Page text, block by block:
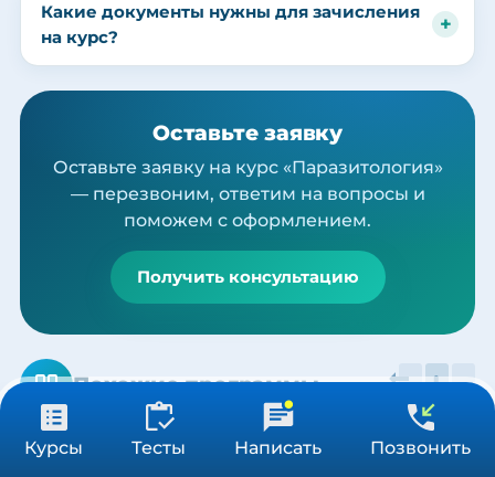
Курсы Тесты Написать Позвонить
Какие документы нужны для зачисления
на курс?
Оставьте заявку
Оставьте заявку на курс «Паразитология»
— перезвоним, ответим на вопросы и
поможем с оформлением.
Получить консультацию
Похожие программы
от 3 900 ₽
36/72/144 ч Получить консультацию